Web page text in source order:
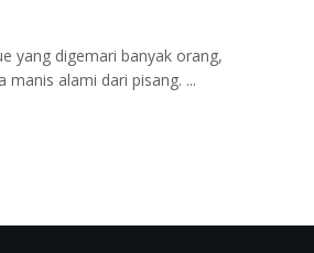
yang digemari banyak orang,
manis alami dari pisang. ...